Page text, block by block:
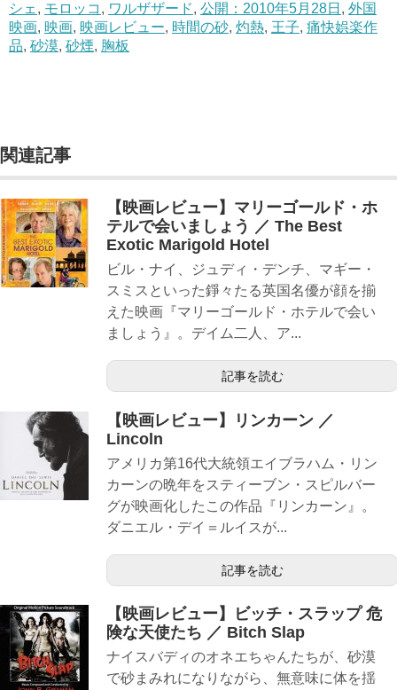
シェ , モロッコ , ワルザザード, 公開：2010年5月28日 , 外国
映画, 映画, 映画レビュー, 時間の砂, 灼熱, 王子, 痛快娯楽作
品, 砂漠, 砂煙, 胸板
関連記事
【映画レビュー】マリーゴールド・ホ
テルで会いましょう ／ The Best
Exotic Marigold Hotel
ビル・ナイ、ジュディ・デンチ、マギー・
スミスといった錚々たる英国名優が顔を揃
えた映画『マリーゴールド・ホテルで会い
ましょう』。デイム二人、ア...
記事を読む
【映画レビュー】リンカーン ／
Lincoln
アメリカ第16代大統領エイブラハム・リン
カーンの晩年をスティーブン・スピルバー
グが映画化したこの作品『リンカーン』。
ダニエル・デイ＝ルイスが...
記事を読む
【映画レビュー】ビッチ・スラップ 危
険な天使たち ／ Bitch Slap
ナイスバディのオネエちゃんたちが、砂漠
で砂まみれになりながら、無意味に体を揺